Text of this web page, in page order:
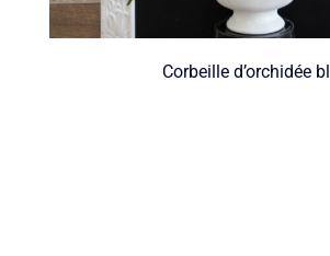
Corbeille d’orchidée bl